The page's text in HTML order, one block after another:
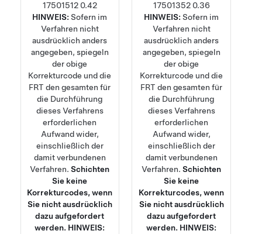
17501512 0.42
HINWEIS:Sofern im
Verfahren nicht
ausdrücklich anders
angegeben, spiegeln
der obige
Korrekturcode und die
FRT den gesamten für
die Durchführung
dieses Verfahrens
erforderlichen
Aufwand wider,
einschließlich der
damit verbundenen
Verfahren.Schichten
Sie keine
Korrekturcodes, wenn
Sie nicht ausdrücklich
dazu aufgefordert
werden. HINWEIS:
17501352 0.36
HINWEIS:Sofern im
Verfahren nicht
ausdrücklich anders
angegeben, spiegeln
der obige
Korrekturcode und die
FRT den gesamten für
die Durchführung
dieses Verfahrens
erforderlichen
Aufwand wider,
einschließlich der
damit verbundenen
Verfahren.Schichten
Sie keine
Korrekturcodes, wenn
Sie nicht ausdrücklich
dazu aufgefordert
werden. HINWEIS: